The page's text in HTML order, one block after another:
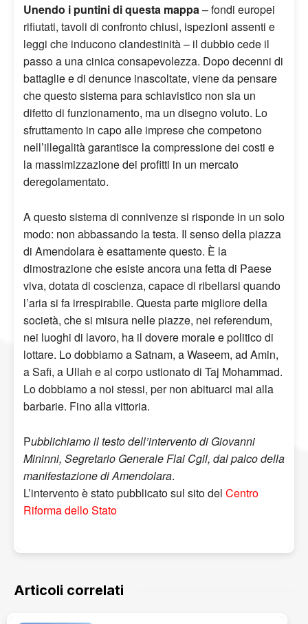
Unendo i puntini di questa mappa– fondi europei
rifiutati, tavoli di confronto chiusi, ispezioni assenti e
leggi che inducono clandestinità – il dubbio cede il
passo a una cinica consapevolezza. Dopo decenni di
battaglie e di denunce inascoltate, viene da pensare
che questo sistema para schiavistico non sia un
difetto di funzionamento, ma un disegno voluto. Lo
sfruttamento in capo alle imprese che competono
nell’illegalità garantisce la compressione dei costi e
la massimizzazione dei profitti in un mercato
deregolamentato.
A questo sistema di connivenze si risponde in un solo
modo: non abbassando la testa. Il senso della piazza
di Amendolara è esattamente questo. È la
dimostrazione che esiste ancora una fetta di Paese
viva, dotata di coscienza, capace di ribellarsi quando
l’aria si fa irrespirabile. Questa parte migliore della
società, che si misura nelle piazze, nei referendum,
nei luoghi di lavoro, ha il dovere morale e politico di
lottare. Lo dobbiamo a Satnam, a Waseem, ad Amin,
a Safi, a Ullah e al corpo ustionato di Taj Mohammad.
Lo dobbiamo a noi stessi, per non abituarci mai alla
barbarie. Fino alla vittoria.
Pubblichiamo il testo dell’intervento di Giovanni
Mininni, Segretario Generale Flai Cgil, dal palco della
manifestazione di Amendolara.
L’intervento è stato pubblicato sul sito del Centro
Riforma dello Stato
Articoli correlati